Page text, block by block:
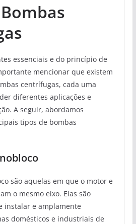
essenciais e do princípio de
mencionar que existem
centrífugas, cada uma
diferentes aplicações e
A seguir, abordamos
tipos de bombas
são aquelas em que o motor e
o mesmo eixo. Elas são
instalar e amplamente
domésticos e industriais de